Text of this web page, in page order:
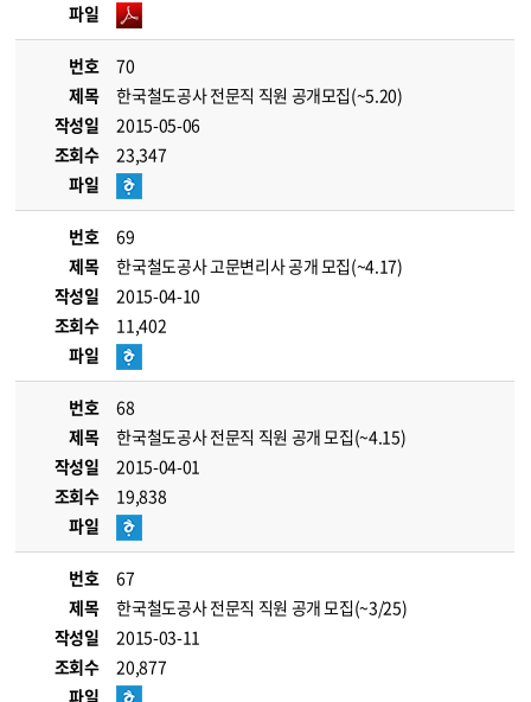
파일
번호
70
제목
한국철도공사 전문직 직원 공개모집(~5.20)
작성일
2015-05-06
조회수
23,347
파일
번호
69
제목
한국철도공사 고문변리사 공개 모집(~4.17)
작성일
2015-04-10
조회수
11,402
파일
번호
68
제목
한국철도공사 전문직 직원 공개 모집(~4.15)
작성일
2015-04-01
조회수
19,838
파일
번호
67
제목
한국철도공사 전문직 직원 공개 모집(~3/25)
작성일
2015-03-11
조회수
20,877
파일